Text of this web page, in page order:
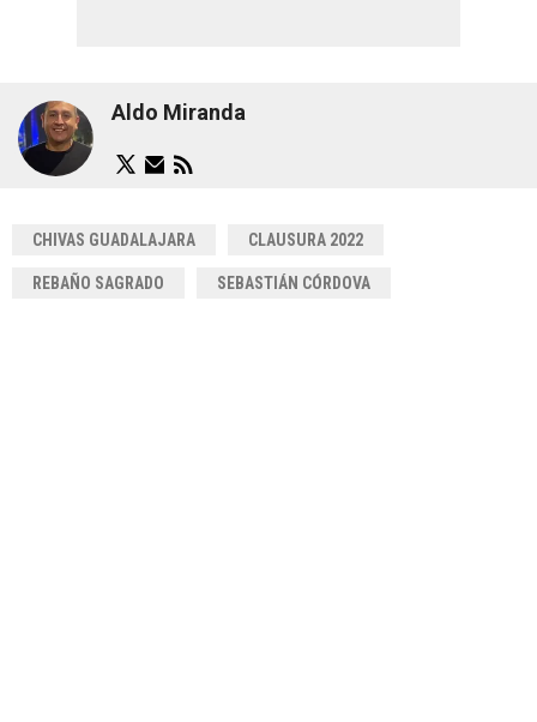
Aldo Miranda
CHIVAS GUADALAJARA CLAUSURA 2022
REBAÑO SAGRADO SEBASTIÁN CÓRDOVA